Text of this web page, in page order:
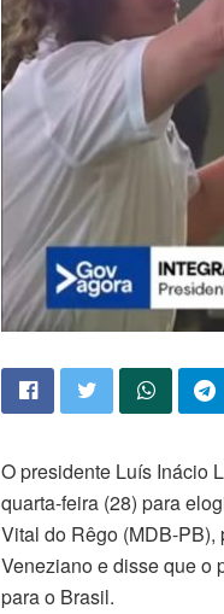
O presidente Luís Inácio
quarta-feira (28) para
Vital do Rêgo (MDB-PB),
Veneziano e disse que o
para o Brasil.